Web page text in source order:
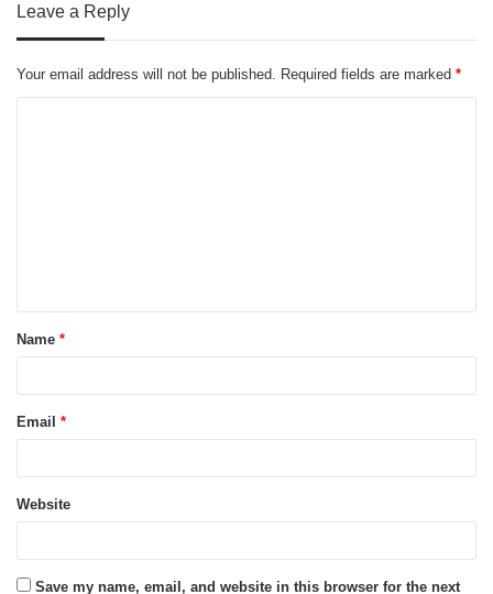
Leave a Reply
Your email address will not be published. Required fields are marked *
Name *
Email *
Website
Save my name, email, and website in this browser for the next